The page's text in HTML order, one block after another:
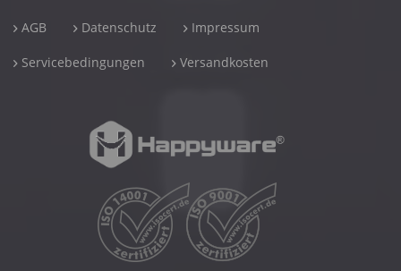
AGB Datenschutz Impressum
Servicebedingungen Versandkosten